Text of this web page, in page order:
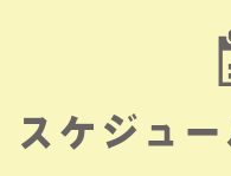
スケジュ